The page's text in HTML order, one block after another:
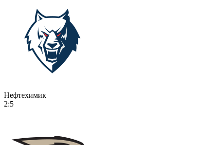
Нефтехимик
2:5